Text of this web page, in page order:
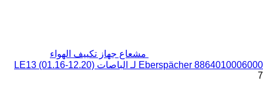
مشعاع جهاز تكييف الهواء
Eberspächer 8864010006000 لـ الباصات LE13 (01.16-12.20)
7